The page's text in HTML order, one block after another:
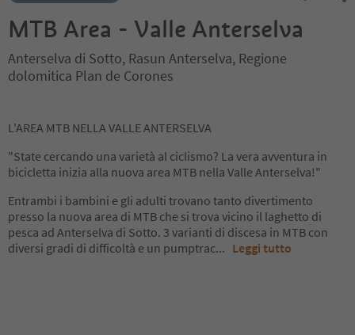
MTB Area - Valle Anterselva
Anterselva di Sotto, Rasun Anterselva, Regione
dolomitica Plan de Corones
L'AREA MTB NELLA VALLE ANTERSELVA
"State cercando una varietà al ciclismo? La vera avventura in
bicicletta inizia alla nuova area MTB nella Valle Anterselva!"
Entrambi i bambini e gli adulti trovano tanto divertimento
presso la nuova area di MTB che si trova vicino il laghetto di
pesca ad Anterselva di Sotto. 3 varianti di discesa in MTB con
diversi gradi di difficoltà e un pumptrac... Leggi tutto